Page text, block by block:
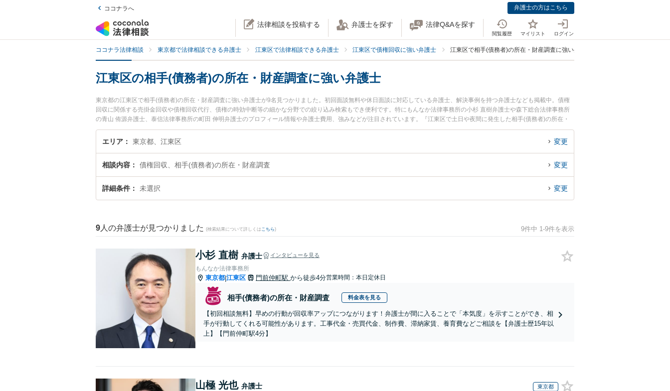
ココナラへ 弁護士の方はこちら
法律相談を投稿する 弁護士を探す 法律Q&Aを探す
閲覧履歴 マイリスト ログイン
ココナラ法律相談 東京都で法律相談できる弁護士 江東区で法律相談できる弁護士 江東区で債権回収に強い弁護士 江東区で相手(債務者)の所在・財産調査に強い弁護士
江東区の相手(債務者)の所在・財産調査に強い弁護士
東京都の江東区で相手(債務者)の所在・財産調査に強い弁護士が9名見つかりました。初回面談無料や休日面談に対応している弁護士、解決事例を持つ弁護士なども掲載中。債権
回収に関係する売掛金回収や債権回収代行、債権の時効中断等の細かな分野での絞り込み検索もでき便利です。特にもんなか法律事務所の小杉 直樹弁護士や森下総合法律事務所
の青山 侑源弁護士、泰信法律事務所の町田 伸明弁護士のプロフィール情報や弁護士費用、強みなどが注目されています。『江東区で土日や夜間に発生した相手(債務者)の所在・
財産調査のトラブルを今すぐに弁護士に相談したい』『相手(債務者)の所在・財産調査のトラブル解決の実績豊富な近くの弁護士を検索したい』『初回相談無料で相手(債務者)の
所在・財産調査を法律相談できる江東区内の弁護士に相談予約したい』などでお困りの相談者さんにおすすめです。
エリア 東京都、江東区 変更
相談内容 債権回収、相手(債務者)の所在・財産調査 変更
詳細条件 未選択 変更
9 人の弁護士が見つかりました (検索結果について詳しくは こちら) 9件中 1-9件を表示
小杉 直樹 弁護士 インタビューを見る
もんなか法律事務所
東京都|江東区 門前仲町駅 から徒歩4分営業時間：本日定休日
相手(債務者)の所在・財産調査 料金表を見る
【初回相談無料】早めの行動が回収率アップにつながります！弁護士が間に入ることで「本気度」を示すことができ、相
手が行動してくれる可能性があります。工事代金・売買代金、制作費、滞納家賃、養育費などご相談を【弁護士歴15年以
上】【門前仲町駅4分】
山極 光也 弁護士 東京都